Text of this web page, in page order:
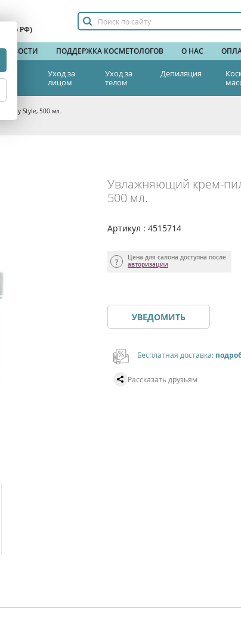
по РФ)
НОВОСТИ ПОДДЕРЖКА КОСМЕТОЛОГОВ О НАС
Уход за
лицом
Уход за
телом
Депиляция
Style, 500 мл.
Увлажняющий крем-
500 мл.
Артикул : 4515714
Цена для салона доступна после
авторизации
УВЕДОМИТЬ
Бесплатная доставка:
Рассказать друзьям